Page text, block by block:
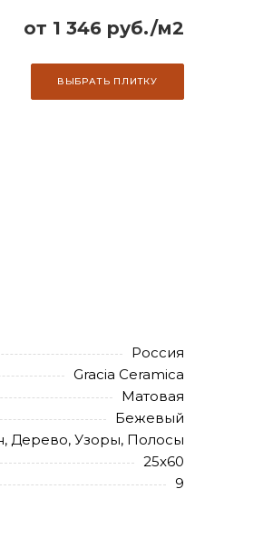
от 1 346 руб./м2
ВЫБРАТЬ ПЛИТКУ
Россия
Gracia Ceramica
Матовая
Бежевый
Дерево, Узоры, Полосы
25x60
9